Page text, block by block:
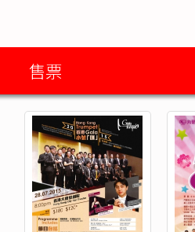
售票